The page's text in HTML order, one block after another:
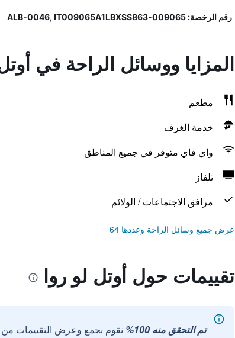
رقم الرخصة: 009065-ALB-0046, IT009065A1LBXSS863
المزايا ووسائل الراحة في
مطعم
خدمة الغرف
واي فاي متوفر في جميع المناطق
تلفاز
مرافق الاجتماعات / الولائم
عرض جميع وسائل الراحة وعددها 64
تقييمات حول أوتل لو روا
تم التحقق منه 100%
نقوم بجمع وعرض التقييمات من